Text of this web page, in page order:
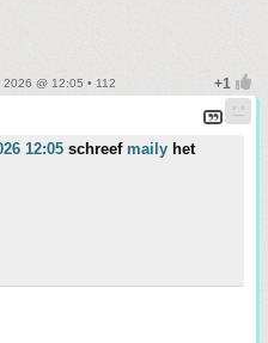
@ 12:05 • 112
12:05 schreef maily het